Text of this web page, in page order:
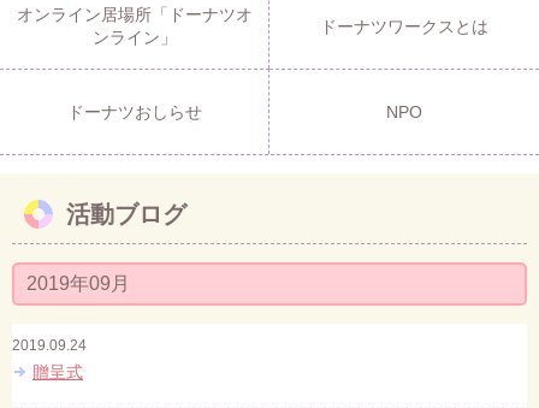
オンライン居場所「ドーナツオ
ンライン」
ドーナツワークスとは
ドーナツおしらせ NPO
活動ブログ
2019年09月
2019.09.24
贈呈式